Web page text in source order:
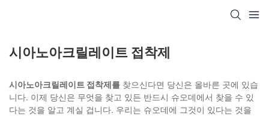
시아노아크릴레이트 접착제
시아노아크릴레이트 접착제를 찾으신다면 당신은 올바른 곳에 있습
니다. 이제 당신은 무엇을 찾고 있든 반드시 슈오데에서 찾을 수 있
다는 것을 알고 계실 겁니다. 우리는 슈오데에 그것이 있다는 것을